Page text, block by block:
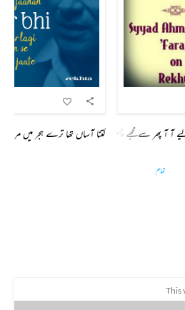
آ آ پھر سے مجھے چھوڑ کے جانے کے لیے آ
کتنا آساں تھا ترے ہجر میں
تمام
This